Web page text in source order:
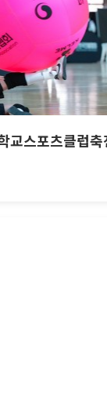
교스포츠클럽